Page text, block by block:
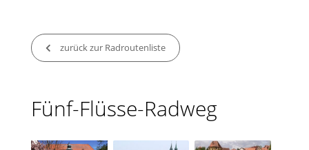
zurück zur Radroutenliste
Fünf-Flüsse-Radweg